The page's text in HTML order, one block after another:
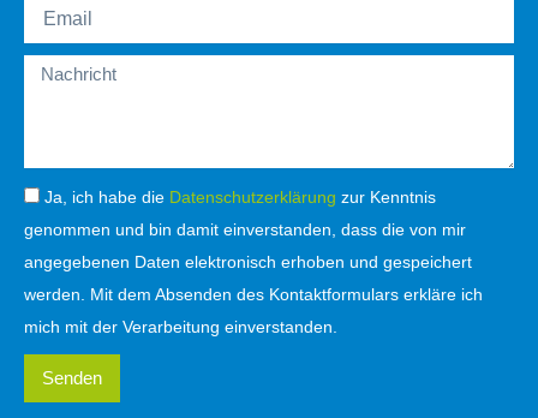
Ja, ich habe die Datenschutzerklärung zur Kenntnis
genommen und bin damit einverstanden, dass die von mir
angegebenen Daten elektronisch erhoben und gespeichert
werden. Mit dem Absenden des Kontaktformulars erkläre ich
mich mit der Verarbeitung einverstanden.
Senden